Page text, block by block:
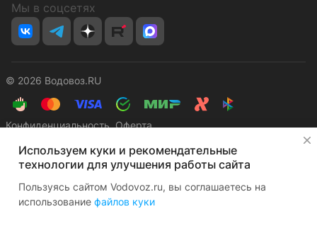
Мы в соцсетях
© 2026 Водовоз.RU
КонфиденциальностьОферта
Используем куки и рекомендательные
технологии для улучшения работы сайта
Пользуясь сайтом Vodovoz.ru, вы соглашаетесь на
использование файлов куки